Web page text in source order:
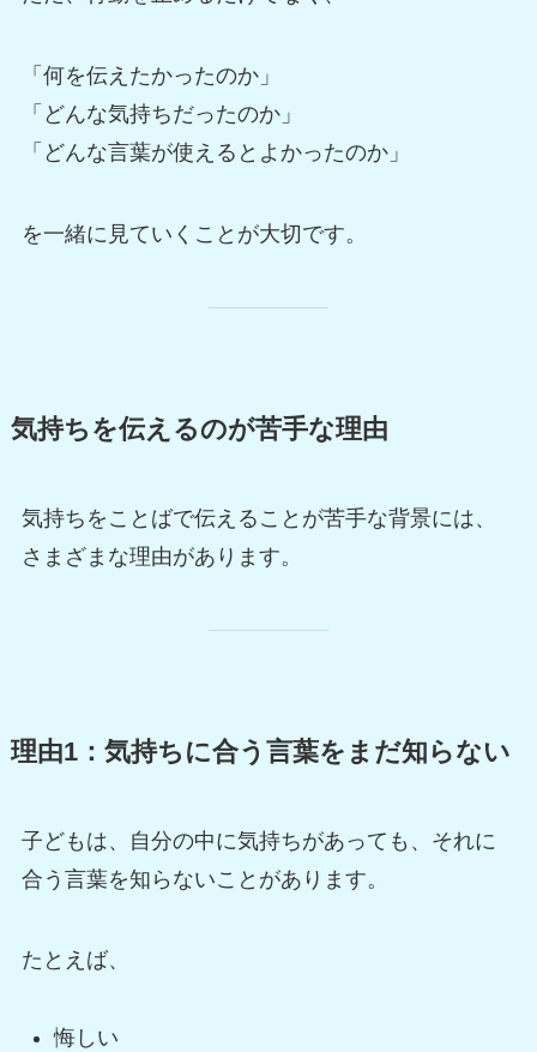
「何を伝えたかったのか」
「どんな気持ちだったのか」
「どんな言葉が使えるとよかったのか」
を一緒に見ていくことが大切です。
気持ちを伝えるのが苦手な理由
気持ちをことばで伝えることが苦手な背景には、
さまざまな理由があります。
理由1：気持ちに合う言葉をまだ知らない
子どもは、自分の中に気持ちがあっても、それに
合う言葉を知らないことがあります。
たとえば、
悔しい